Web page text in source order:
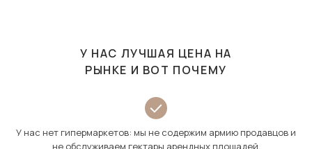
У НАС ЛУЧШАЯ ЦЕНА НА
РЫНКЕ И ВОТ ПОЧЕМУ
У нас нет гипермаркетов: мы не содержим армию продавцов и
не обслуживаем гектары арендных площадей.